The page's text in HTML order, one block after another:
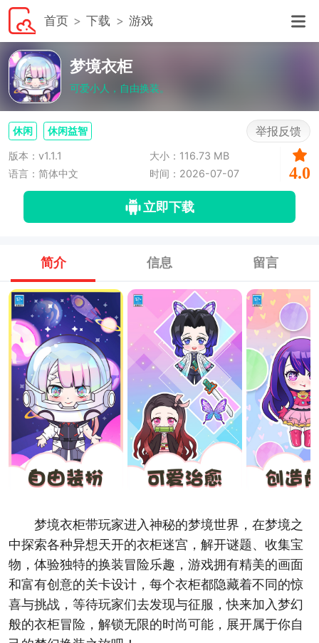
首页 下载 游戏
梦境衣柜
可爱小人，自由换装。
休闲 休闲益智 举报反馈
版本：v1.1.1
大小：116.73 MB
语言：简体中文
时间：2026-07-07 4.0
立即下载
简介 信息 留言
梦境衣柜带玩家进入神秘的梦境世界，在梦境之
中探索各种异想天开的衣柜迷宫，解开谜题、收集宝
物，体验独特的换装冒险乐趣，游戏拥有精美的画面
和富有创意的关卡设计，每个衣柜都隐藏着不同的惊
喜与挑战，等待玩家们去发现与征服，快来加入梦幻
般的衣柜冒险，解锁无限的时尚可能，展开属于你自